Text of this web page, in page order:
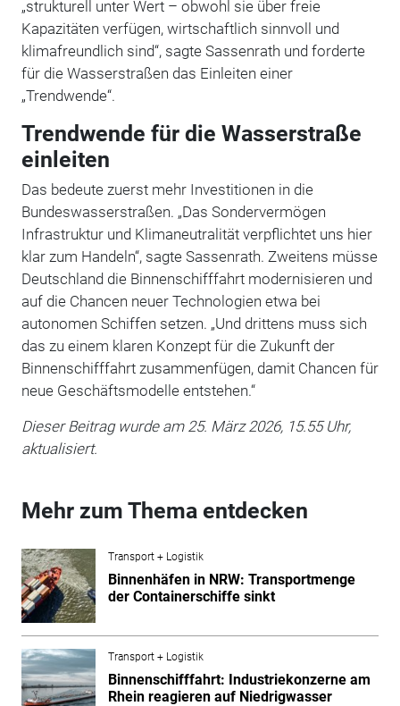
„strukturell unter Wert – obwohl sie über freie
Kapazitäten verfügen, wirtschaftlich sinnvoll und
klimafreundlich sind“, sagte Sassenrath und forderte
für die Wasserstraßen das Einleiten einer
„Trendwende“.
Trendwende für die Wasserstraße
einleiten
Das bedeute zuerst mehr Investitionen in die
Bundeswasserstraßen. „Das Sondervermögen
Infrastruktur und Klimaneutralität verpflichtet uns hier
klar zum Handeln“, sagte Sassenrath. Zweitens müsse
Deutschland die Binnenschifffahrt modernisieren und
auf die Chancen neuer Technologien etwa bei
autonomen Schiffen setzen. „Und drittens muss sich
das zu einem klaren Konzept für die Zukunft der
Binnenschifffahrt zusammenfügen, damit Chancen für
neue Geschäftsmodelle entstehen.“
Dieser Beitrag wurde am 25. März 2026, 15.55 Uhr,
aktualisiert.
Mehr zum Thema entdecken
Transport + Logistik
Binnenhäfen in NRW: Transportmenge
der Containerschiffe sinkt
Transport + Logistik
Binnenschifffahrt: Industriekonzerne am
Rhein reagieren auf Niedrigwasser